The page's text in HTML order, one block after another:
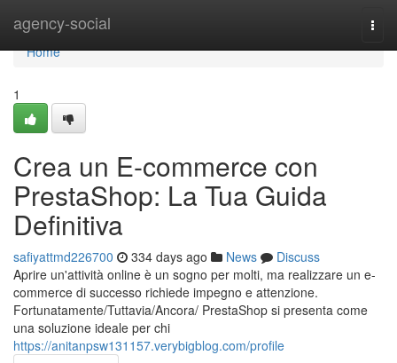
agency-social
Home
Home
1
Crea un E-commerce con
PrestaShop: La Tua Guida
Definitiva
safiyattmd226700 334 days ago News
Discuss
Aprire un'attività online è un sogno per molti, ma realizzare un e-
commerce di successo richiede impegno e attenzione.
Fortunatamente/Tuttavia/Ancora/ PrestaShop si presenta come
una soluzione ideale per chi
https://anitanpsw131157.verybigblog.com/profile